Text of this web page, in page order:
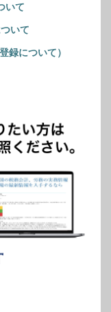
いて
いて
録について）